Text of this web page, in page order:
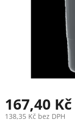
167,40 Kč
138,35 Kč bez DPH